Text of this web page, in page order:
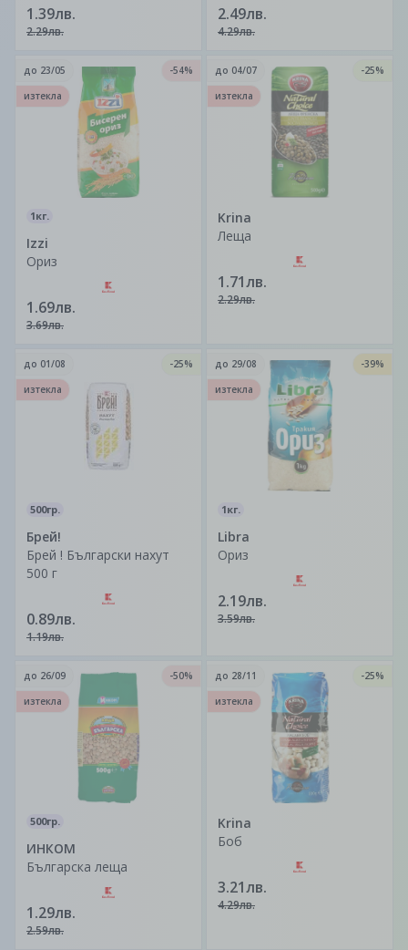
1.39лв.
2.29лв.
2.49лв.
4.29лв.
1кг.
Izzi
Ориз
1.69лв.
3.69лв.
до 23/05
-54%
изтекла
Krina
Леща
1.71лв.
2.29лв.
до 04/07
-25%
изтекла
500гр.
Брей!
Брей ! Български нахут
500 г
0.89лв.
1.19лв.
до 01/08
-25%
изтекла
1кг.
Libra
Ориз
2.19лв.
3.59лв.
до 29/08
-39%
изтекла
500гр.
ИНКОМ
Българска леща
1.29лв.
2.59лв.
до 26/09
-50%
изтекла
Krina
Боб
3.21лв.
4.29лв.
до 28/11
-25%
изтекла